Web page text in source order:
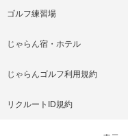
ゴルフ練習場
じゃらん宿・ホテル
じゃらんゴルフ利用規約
リクルートID規約